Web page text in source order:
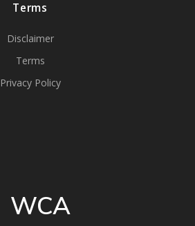
Terms
Disclaimer
Terms
Privacy Policy
WCA